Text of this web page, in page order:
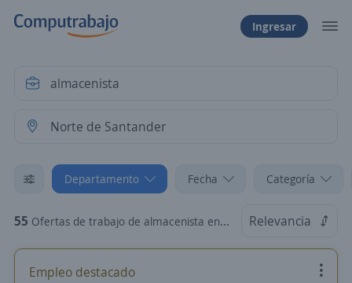
Ingresar
Departamento Fecha Categoría
55 Ofertas de trabajo de almacenista en Norte de Santander Relevancia
Empleo destacado